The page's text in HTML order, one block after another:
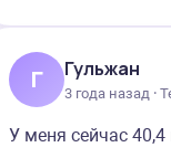
Г Гульжан
3 года назад ·
У меня сейчас